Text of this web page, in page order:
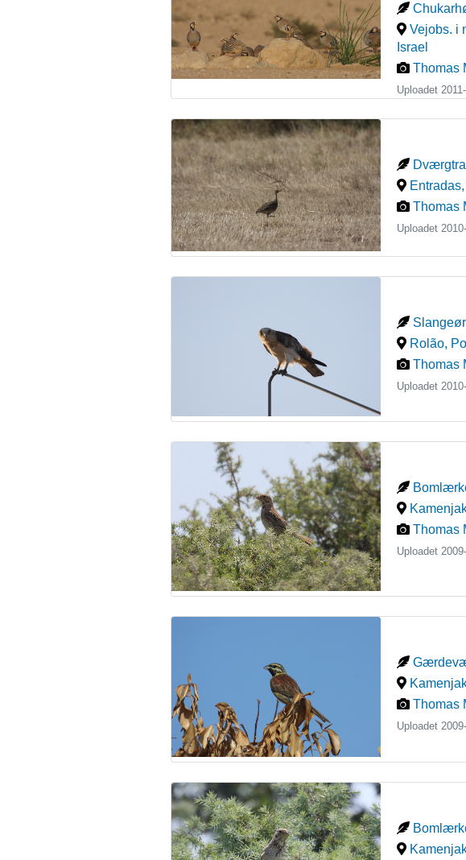
Vejobs. i
Israel
Thomas
Uploadet
Entradas,
Thomas
Uploadet
Rolão,
Thomas
Uploadet
Thomas
Uploadet
Thomas
Uploadet